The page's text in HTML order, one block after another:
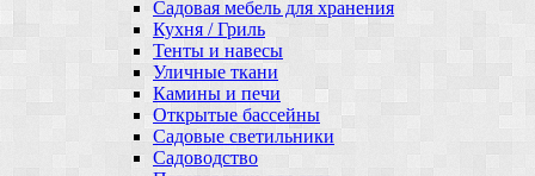
Садовая мебель для хранения
Кухня / Гриль
Тенты и навесы
Уличные ткани
Камины и печи
Открытые бассейны
Садовые светильники
Садоводство